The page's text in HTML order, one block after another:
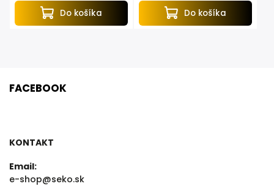
Do košíka Do košíka
FACEBOOK
KONTAKT
Email:
e-shop@seko.sk